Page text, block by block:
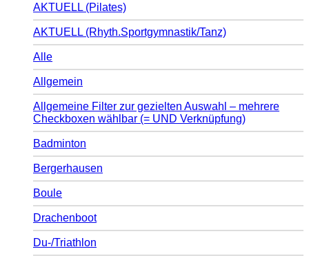
AKTUELL (Pilates)
AKTUELL (Rhyth.Sportgymnastik/Tanz)
Alle
Allgemein
Allgemeine Filter zur gezielten Auswahl – mehrere
Checkboxen wählbar (= UND Verknüpfung)
Badminton
Bergerhausen
Boule
Drachenboot
Du-/Triathlon